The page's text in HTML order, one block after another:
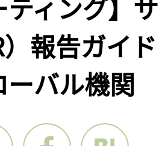
ティング】
）報告ガイ
ーバル機関